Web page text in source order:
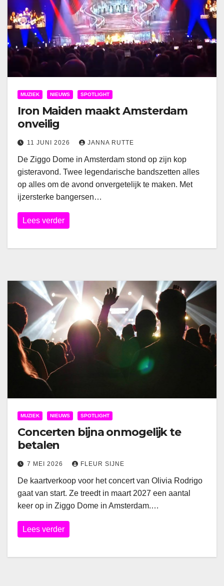
MUZIEK NIEUWS SPOTLIGHT
Iron Maiden maakt Amsterdam
onveilig
11 JUNI 2026 JANNA RUTTE
De Ziggo Dome in Amsterdam stond op zijn kop
gisteravond. Twee legendarische bandszetten alles
op alles om de avond onvergetelijk te maken. Met
ijzersterke bangersen…
Lees verder
MUZIEK NIEUWS SPOTLIGHT
Concerten bijna onmogelijk te
betalen
7 MEI 2026 FLEUR SIJNE
De kaartverkoop voor het concert van Olivia Rodrigo
gaat van start. Ze treedt in maart 2027 een aantal
keer op in Ziggo Dome in Amsterdam.…
Lees verder